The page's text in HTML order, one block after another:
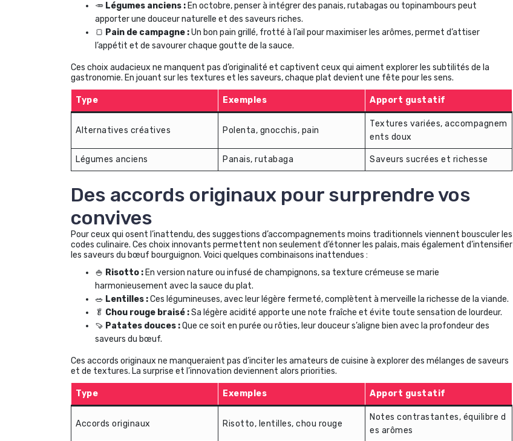
🥕 Légumes anciens : En octobre, penser à intégrer des panais, rutabagas ou topinambours peut
apporter une douceur naturelle et des saveurs riches.
🍞 Pain de campagne :Un bon pain grillé, frotté à l’ail pour maximiser les arômes, permet d’attiser
l’appétit et de savourer chaque goutte de la sauce.
Ces choix audacieux ne manquent pas d’originalité et captivent ceux qui aiment explorer les subtilités de la
gastronomie. En jouant sur les textures et les saveurs, chaque plat devient une fête pour les sens.
Type Exemples Apport gustatif
Alternatives créatives Polenta, gnocchis, pain
Textures variées, accompagnem
ents doux
Légumes anciens Panais, rutabaga Saveurs sucrées et richesse
Des accords originaux pour surprendre vos
convives
Pour ceux qui osent l’inattendu, des suggestions d’accompagnements moins traditionnels viennent bousculer les
codes culinaire. Ces choix innovants permettent non seulement d’étonner les palais, mais également d’intensifier
les saveurs du bœuf bourguignon. Voici quelques combinaisons inattendues :
🍚 Risotto : En version nature ou infusé de champignons, sa texture crémeuse se marie
harmonieusement avec la sauce du plat.
🥗 Lentilles :Ces légumineuses, avec leur légère fermeté, complètent à merveille la richesse de la viande.
🥬 Chou rouge braisé :Sa légère acidité apporte une note fraîche et évite toute sensation de lourdeur.
🍠 Patates douces :Que ce soit en purée ou rôties, leur douceur s’aligne bien avec la profondeur des
saveurs du bœuf.
Ces accords originaux ne manqueraient pas d’inciter les amateurs de cuisine à explorer des mélanges de saveurs
et de textures. La surprise et l’innovation deviennent alors priorities.
Type Exemples Apport gustatif
Accords originaux Risotto, lentilles, chou rouge
Notes contrastantes, équilibre d
es arômes